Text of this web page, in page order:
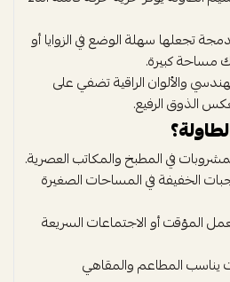
تجعلها سهلة الوضع في الزوايا أو
مساحة كبيرة.
والألوان الراقية تضفي على
الذوق الرفيع.
المشروبات في المطبخ والمكاتب العصرية.
الخفيفة في المساحات الصغيرة
المؤقت أو الاجتماعات السريعة
المطاعم والمقاهي